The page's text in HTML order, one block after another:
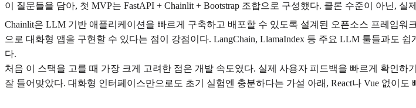
이 질문들을 담아, 첫 MVP는 FastAPI + Chainlit + Bootstrap 조합으로 구성했다. 클론 수준이 아닌,
Chainlit은 LLM 기반 애플리케이션을 빠르게 구축하고 배포할 수 있도록 설계된 오픈소스 프레임
으로 대화형 앱을 구현할 수 있다는 점이 강점이다. LangChain, LlamaIndex 등 주요 LLM 툴들과도
다.
처음 이 스택을 고를 때 가장 크게 고려한 점은 개발 속도였다. 실제 사용자 피드백을 빠르게 확인
잘 들어맞았다. 대화형 인터페이스만으로도 초기 실험엔 충분하다는 가설 아래, React나 Vue 없이